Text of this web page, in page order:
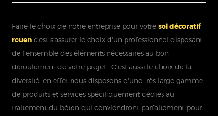
Faire le choix de notre entreprise pour votre sol décoratif
rouenc'est s'assurer le choix d'un professionnel disposant
de l'ensemble des éléments nécessaires au bon
déroulement de votre projet . C'est aussi le choix de la
diversité, en effet nous disposons d'une très large gamme
de produits et services spécifiquement dédiés au
traitement du béton qui conviendront parfaitement pour